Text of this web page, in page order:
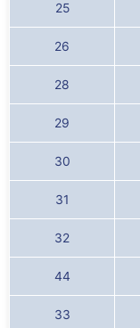
25
26
28
29
30
31
32
44
33